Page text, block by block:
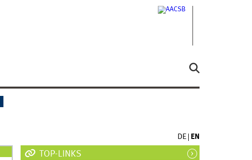
DE EN
TOP-LINKS